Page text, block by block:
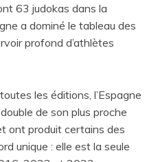
63 judokas dans la
a dominé le tableau des
profond d’athlètes
les éditions, l’Espagne
de son plus proche
ont produit certains des
unique : elle est la seule